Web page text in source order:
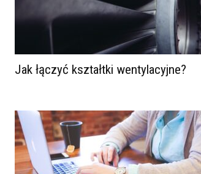
Jak łączyć kształtki wentylacyjne?